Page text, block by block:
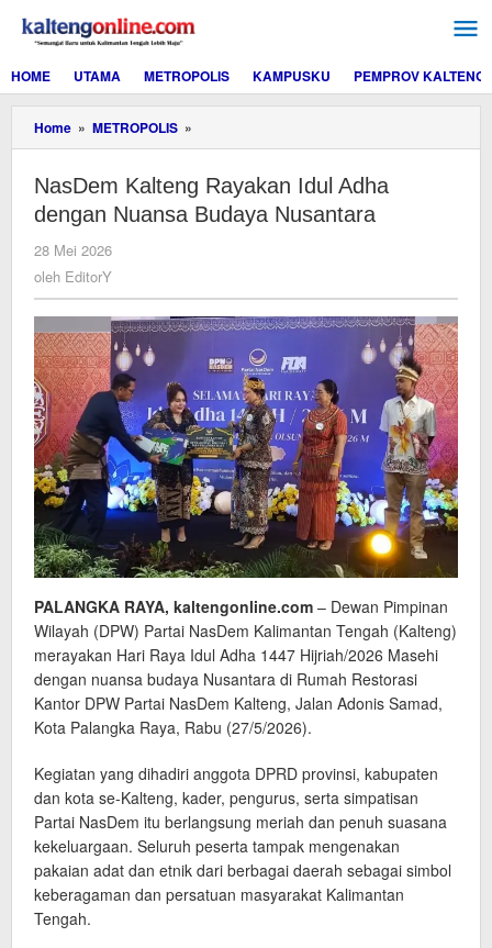
konten
HOME
UTAMA METROPOLIS KAMPUSKU PEMPROV KALTENG
Home » METROPOLIS »
Kalteng
Idul
Adha
dengan
NasDem Kalteng Rayakan Idul Adha
dengan Nuansa Budaya Nusantara
28 Mei 2026
oleh EditorY
PALANGKA RAYA, kaltengonline.com – Dewan Pimpinan
Wilayah (DPW) Partai NasDem Kalimantan Tengah (Kalteng)
merayakan Hari Raya Idul Adha 1447 Hijriah/2026 Masehi
dengan nuansa budaya Nusantara di Rumah Restorasi
Kantor DPW Partai NasDem Kalteng, Jalan Adonis Samad,
Kota Palangka Raya, Rabu (27/5/2026).
Kegiatan yang dihadiri anggota DPRD provinsi, kabupaten
dan kota se-Kalteng, kader, pengurus, serta simpatisan
Partai NasDem itu berlangsung meriah dan penuh suasana
kekeluargaan. Seluruh peserta tampak mengenakan
pakaian adat dan etnik dari berbagai daerah sebagai simbol
keberagaman dan persatuan masyarakat Kalimantan
Tengah.